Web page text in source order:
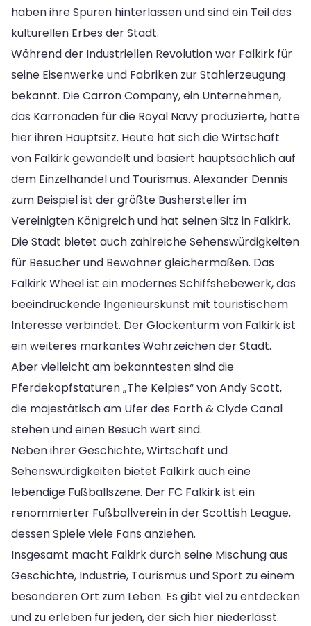
haben ihre Spuren hinterlassen und sind ein Teil des
kulturellen Erbes der Stadt.
Während der Industriellen Revolution war Falkirk für
seine Eisenwerke und Fabriken zur Stahlerzeugung
bekannt. Die Carron Company, ein Unternehmen,
das Karronaden für die Royal Navy produzierte, hatte
hier ihren Hauptsitz. Heute hat sich die Wirtschaft
von Falkirk gewandelt und basiert hauptsächlich auf
dem Einzelhandel und Tourismus. Alexander Dennis
zum Beispiel ist der größte Bushersteller im
Vereinigten Königreich und hat seinen Sitz in Falkirk.
Die Stadt bietet auch zahlreiche Sehenswürdigkeiten
für Besucher und Bewohner gleichermaßen. Das
Falkirk Wheel ist ein modernes Schiffshebewerk, das
beeindruckende Ingenieurskunst mit touristischem
Interesse verbindet. Der Glockenturm von Falkirk ist
ein weiteres markantes Wahrzeichen der Stadt.
Aber vielleicht am bekanntesten sind die
Pferdekopfstaturen „The Kelpies“ von Andy Scott,
die majestätisch am Ufer des Forth & Clyde Canal
stehen und einen Besuch wert sind.
Neben ihrer Geschichte, Wirtschaft und
Sehenswürdigkeiten bietet Falkirk auch eine
lebendige Fußballszene. Der FC Falkirk ist ein
renommierter Fußballverein in der Scottish League,
dessen Spiele viele Fans anziehen.
Insgesamt macht Falkirk durch seine Mischung aus
Geschichte, Industrie, Tourismus und Sport zu einem
besonderen Ort zum Leben. Es gibt viel zu entdecken
und zu erleben für jeden, der sich hier niederlässt.